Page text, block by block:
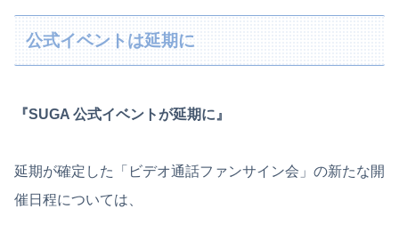
公式イベントは延期に
『SUGA 公式イベントが延期に』
延期が確定した「ビデオ通話ファンサイン会」の新たな開
催日程については、